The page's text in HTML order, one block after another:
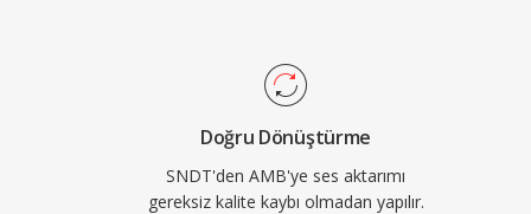
Doğru Dönüştürme
SNDT'den AMB'ye ses aktarımı
gereksiz kalite kaybı olmadan yapılır.